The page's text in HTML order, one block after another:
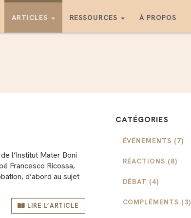
ARTICLES RESSOURCES À PROPOS
l’Institut Mater Boni
Francesco Ricossa,
d’abord au sujet
LIRE L’ARTICLE
CATÉGORIES
ÉVÉNEMENTS (7)
RÉACTIONS (8)
DÉBAT (4)
COMPLÉMENTS (3)